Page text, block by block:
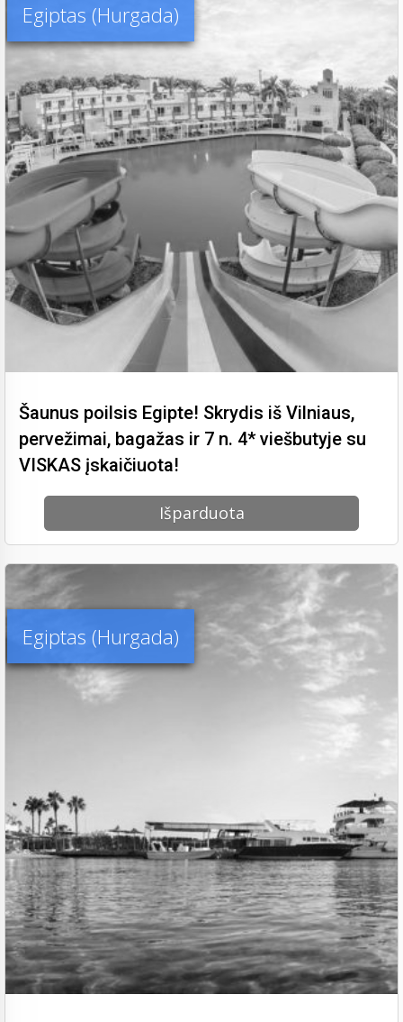
Egiptas (Hurgada)
Šaunus poilsis Egipte! Skrydis iš Vilniaus,
pervežimai, bagažas ir 7 n. 4* viešbutyje su
VISKAS įskaičiuota!
Išparduota
Egiptas (Hurgada)